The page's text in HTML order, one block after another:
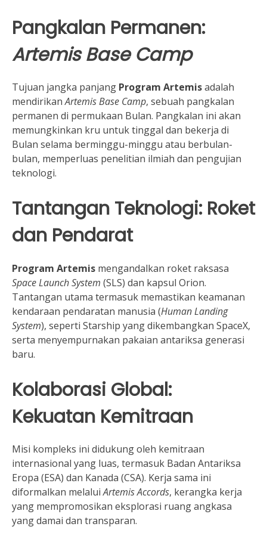
Pangkalan Permanen:
Artemis Base Camp
Tujuan jangka panjang Program Artemisadalah
mendirikanArtemis Base Camp, sebuah pangkalan
permanen di permukaan Bulan. Pangkalan ini akan
memungkinkan kru untuk tinggal dan bekerja di
Bulan selama berminggu-minggu atau berbulan-
bulan, memperluas penelitian ilmiah dan pengujian
teknologi.
Tantangan Teknologi: Roket
dan Pendarat
Program Artemis mengandalkan roket raksasa
Space Launch System (SLS) dan kapsul Orion.
Tantangan utama termasuk memastikan keamanan
kendaraan pendaratan manusia (Human Landing
System), seperti Starship yang dikembangkan SpaceX,
serta menyempurnakan pakaian antariksa generasi
baru.
Kolaborasi Global:
Kekuatan Kemitraan
Misi kompleks ini didukung oleh kemitraan
internasional yang luas, termasuk Badan Antariksa
Eropa (ESA) dan Kanada (CSA). Kerja sama ini
diformalkan melaluiArtemis Accords, kerangka kerja
yang mempromosikan eksplorasi ruang angkasa
yang damai dan transparan.